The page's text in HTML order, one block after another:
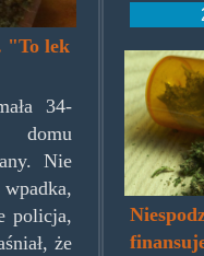
"To lek
34-
domu
Nie
policja,
że